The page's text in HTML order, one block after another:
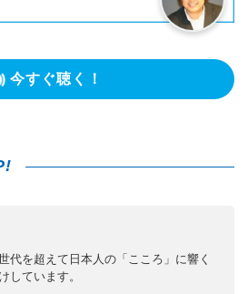
今すぐ聴く！
代を超えて日本人の「こころ」に響く
しています。